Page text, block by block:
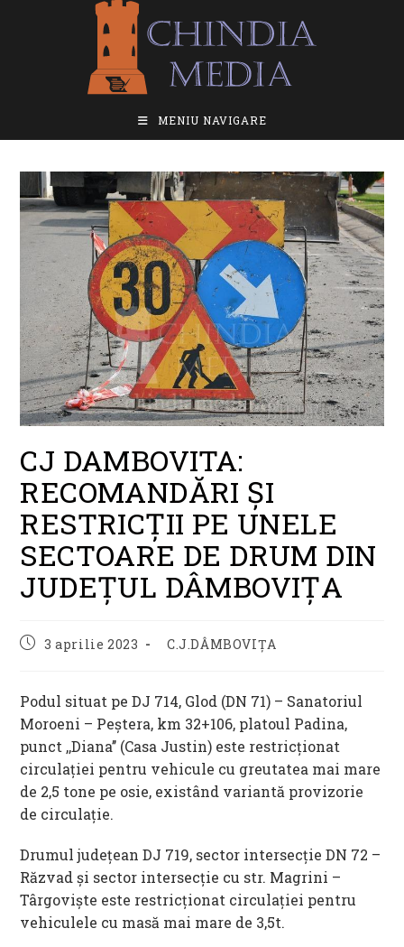
MENIU NAVIGARE
CJ DAMBOVITA:
RECOMANDĂRI ȘI
RESTRICȚII PE UNELE
SECTOARE DE DRUM DIN
JUDEȚUL DÂMBOVIȚA
Post3 aprilie 2023
Post
C.J.DÂMBOVIȚA
Podul situat pe DJ 714, Glod (DN 71) – Sanatoriul
Moroeni – Peștera, km 32+106, platoul Padina,
punct ,,Diana’’ (Casa Justin) este restricționat
circulației pentru vehicule cu greutatea mai mare
de 2,5 tone pe osie, existând variantă provizorie
de circulație.
Drumul județean DJ 719, sector intersecție DN 72 –
Răzvad și sector intersecție cu str. Magrini –
Târgoviște este restricționat circulației pentru
vehiculele cu masă mai mare de 3,5t.